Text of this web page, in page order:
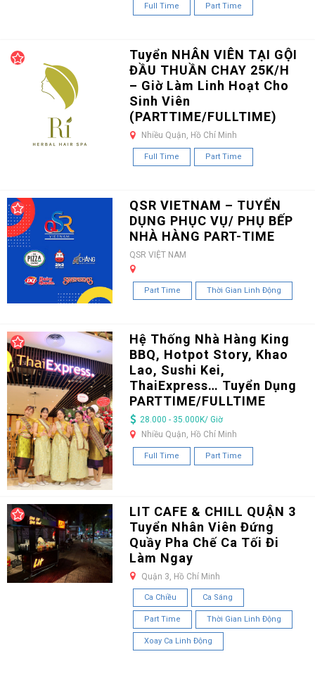
Full Time Part Time
Tuyển NHÂN VIÊN TẠI GỘI
ĐẦU THUẦN CHAY 25K/H
– Giờ Làm Linh Hoạt Cho
Sinh Viên
(PARTTIME/FULLTIME)
Nhiều Quận, Hồ Chí Minh
Full Time Part Time
QSR VIETNAM – TUYỂN
DỤNG PHỤC VỤ/ PHỤ BẾP
NHÀ HÀNG PART-TIME
QSR VIỆT NAM
Part Time Thời Gian Linh Động
Hệ Thống Nhà Hàng King
BBQ, Hotpot Story, Khao
Lao, Sushi Kei,
ThaiExpress… Tuyển Dụng
PARTTIME/FULLTIME
28.000 - 35.000K/ Giờ
Nhiều Quận, Hồ Chí Minh
Full Time Part Time
LIT CAFE & CHILL QUẬN 3
Tuyển Nhân Viên Đứng
Quầy Pha Chế Ca Tối Đi
Làm Ngay
Quận 3, Hồ Chí Minh
Ca Chiều Ca Sáng
Part Time Thời Gian Linh Động
Xoay Ca Linh Động